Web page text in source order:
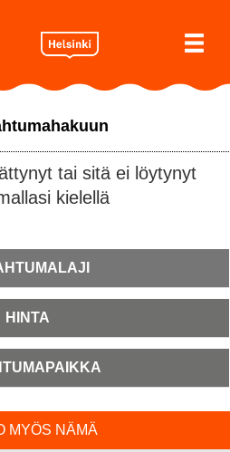
tai sitä ei löytynyt
kielellä
HINTA
MYÖS NÄMÄ